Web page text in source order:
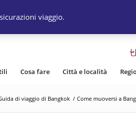
viaggio.
Cosa fare Città e località
di viaggio di Bangkok / Come muoversi a